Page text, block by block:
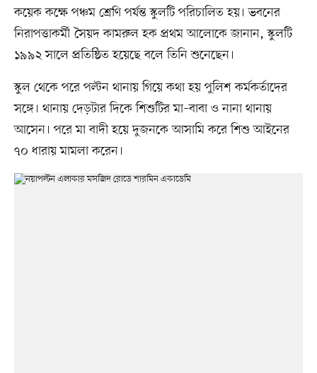
কয়েক কক্ষে পঞ্চম শ্রেণি পর্যন্ত স্কুলটি পরিচালিত হয়। ভবনের
নিরাপত্তাকর্মী সৈয়দ কামরুল হক প্রথম আলোকে জানান, স্কুলটি
১৯৯২ সালে প্রতিষ্ঠিত হয়েছে বলে তিনি শুনেছেন।
স্কুল থেকে পরে পল্টন থানায় গিয়ে কথা হয় পুলিশ কর্মকর্তাদের
সঙ্গে। থানায় দেড়টার দিকে শিশুটির মা–বাবা ও নানা থানায়
আসেন। পরে মা বাদী হয়ে দুজনকে আসামি করে শিশু আইনের
৭০ ধারায় মামলা করেন।